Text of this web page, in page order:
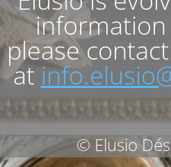
please
at
© Elusio